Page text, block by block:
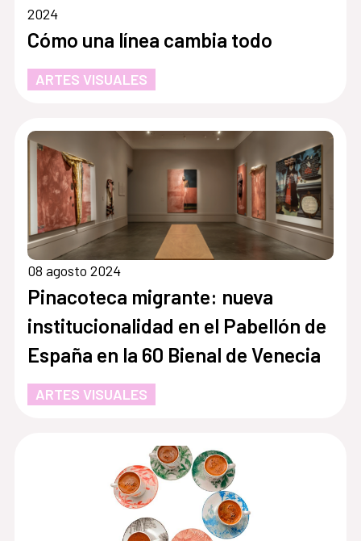
2024
Cómo una línea cambia todo
ARTES VISUALES
08 agosto 2024
Pinacoteca migrante: nueva
institucionalidad en el Pabellón de
España en la 60 Bienal de Venecia
ARTES VISUALES